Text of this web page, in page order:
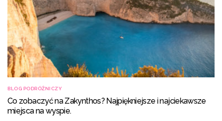
BLOG PODRÓŻNICZY
Co zobaczyć na Zakynthos? Najpiękniejsze i najciekawsze
miejsca na wyspie.